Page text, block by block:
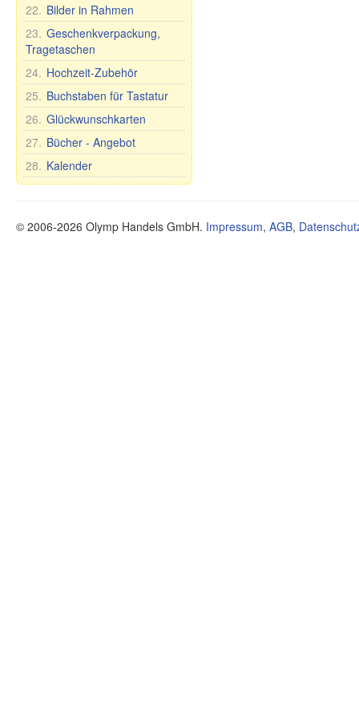
Schneidebretter
Kosmetische Tonerde
Tee und Kräuter
Öle
Gesundheit
Nahrungsergänzungsmittel
Sonstiges
Mundhygiene
Lebensmittel
Schuhe
Ländernamen
Tassen und Becher
Teller, Schalen und
anderes
Teekannen und
Zuckerdosen
Tee- und Tafelsets für 6
Personen
Spielzeuge
Stehaufpuppe
Nevaljashka
Plüschtiere
Spiele
22. Bilder in Rahmen
23. Geschenkverpackung,
Tragetaschen
24. Hochzeit-Zubehör
25. Buchstaben für Tastatur
26. Glückwunschkarten
27. Bücher - Angebot
28. Kalender
© 2006-2026 Olymp Handels GmbH. Impressum, AGB,